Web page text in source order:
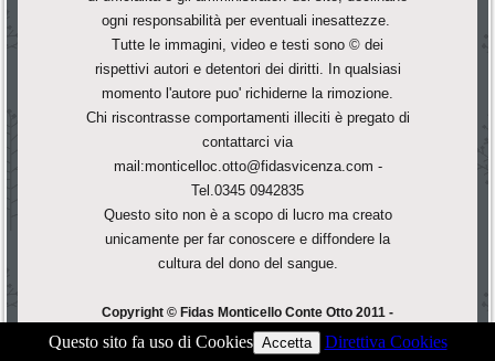
ogni responsabilità per eventuali inesattezze.
Tutte le immagini, video e testi sono © dei
rispettivi autori e detentori dei diritti. In qualsiasi
momento l'autore puo' richiderne la rimozione.
Chi riscontrasse comportamenti illeciti è pregato di
contattarci via
mail:monticelloc.otto@fidasvicenza.com -
Tel.0345 0942835
Questo sito non è a scopo di lucro ma creato
unicamente per far conoscere e diffondere la
cultura del dono del sangue.
Copyright © Fidas Monticello Conte Otto 2011 -
F.Corà - All Rights Reserved.
Questo sito fa uso di Cookies Accetta Direttiva Cookies